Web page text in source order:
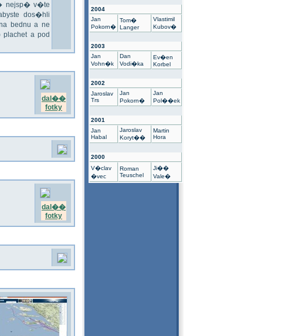
nejsp� v�te
dos�hli
bednu a ne
a pod
dal��
fotky
dal��
fotky
2004
Jan
Pokorn�
Tom�
Langer
Vlastimil
Kubov�
2003
Jan
Vohn�k
Dan
Vodi�ka
Ev�en
Korbel
2002
Jaroslav
Trs
Jan
Pokorn�
Jan
Pol��ek
2001
Jan
Habal
Jaroslav
Koryt��
Martin
Hora
2000
V�clav
�vec
Roman
Teuschel
Ji��
Vale�